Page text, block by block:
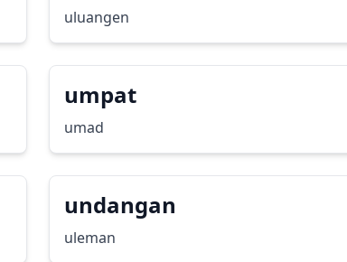
uluangen
umpat
umad
undangan
uleman